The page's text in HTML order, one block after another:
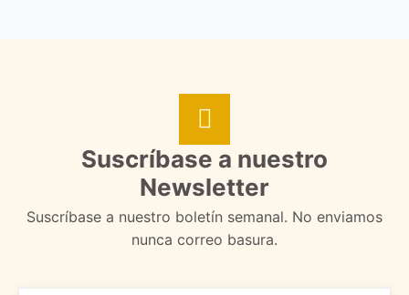
Suscríbase a nuestro
Newsletter
Suscríbase a nuestro boletín semanal. No enviamos
nunca correo basura.